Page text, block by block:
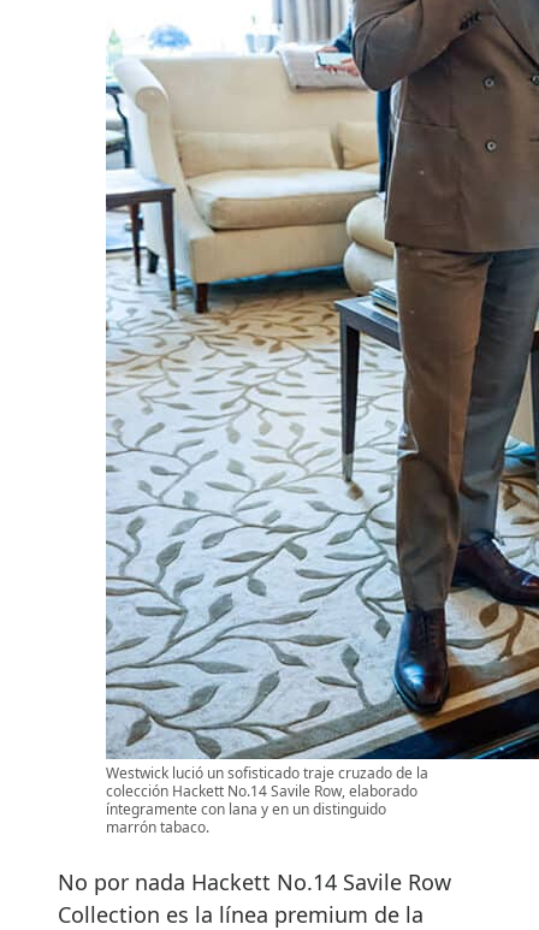
Westwick lució un sofisticado traje cruzado de la
colección Hackett No.14 Savile Row, elaborado
íntegramente con lana y en un distinguido
marrón tabaco.
No por nada Hackett No.14 Savile Row
Collection es la línea premium de la